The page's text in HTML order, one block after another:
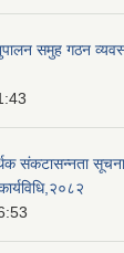
समुह गठन
संकटासन्नता